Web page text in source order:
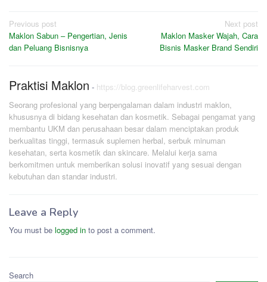
Post
navigation
Previous post
Maklon Sabun – Pengertian, Jenis
dan Peluang Bisnisnya
Next post
Maklon Masker Wajah, Cara
Bisnis Masker Brand Sendiri
Praktisi Maklon - https://blog.greenlifeharvest.com
Seorang profesional yang berpengalaman dalam industri maklon,
khususnya di bidang kesehatan dan kosmetik. Sebagai pengamat yang
membantu UKM dan perusahaan besar dalam menciptakan produk
berkualitas tinggi, termasuk suplemen herbal, serbuk minuman
kesehatan, serta kosmetik dan skincare. Melalui kerja sama
berkomitmen untuk memberikan solusi inovatif yang sesuai dengan
kebutuhan dan standar industri.
Leave a Reply
You must be logged in to post a comment.
Search